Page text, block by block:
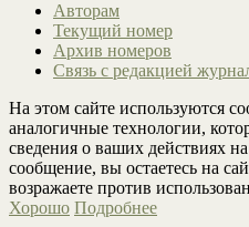
Авторам
Текущий номер
Архив номеров
Связь с редакцией
На этом сайте используются
аналогичные технологии,
сведения о ваших действиях
сообщение, вы остаетесь на
возражаете против
Хорошо Подробнее